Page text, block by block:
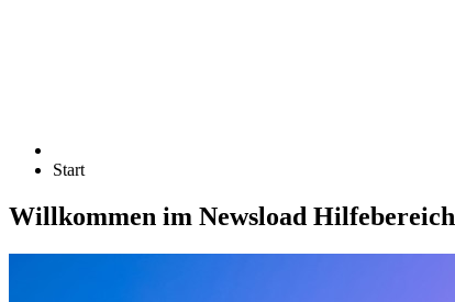
Start
Willkommen im Newsload Hilfebereich